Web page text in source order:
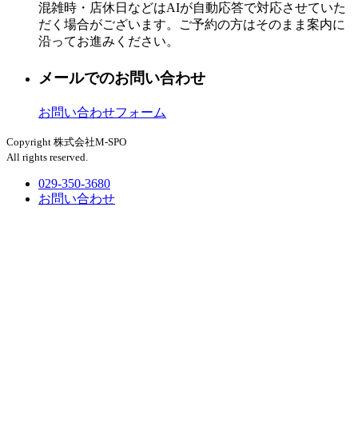
混雑時・店休日などはAIが自動応答で対応させていた
だく場合がございます。ご予約の方はそのまま案内に
沿ってお進みください。
メールでのお問い合わせ
お問い合わせフォーム
Copyright 株式会社M-SPO
All rights reserved.
029-350-3680
お問い合わせ